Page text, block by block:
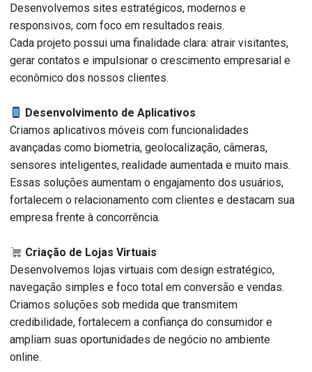
Desenvolvemos sites estratégicos, modernos e
responsivos, com foco em resultados reais.
Cada projeto possui uma finalidade clara: atrair visitantes,
gerar contatos e impulsionar o crescimento empresarial e
econômico dos nossos clientes.
Desenvolvimento de Aplicativos
Criamos aplicativos móveis com funcionalidades
avançadas como biometria, geolocalização, câmeras,
sensores inteligentes, realidade aumentada e muito mais.
Essas soluções aumentam o engajamento dos usuários,
fortalecem o relacionamento com clientes e destacam sua
empresa frente à concorrência.
Criação de Lojas Virtuais
Desenvolvemos lojas virtuais com design estratégico,
navegação simples e foco total em conversão e vendas.
Criamos soluções sob medida que transmitem
credibilidade, fortalecem a confiança do consumidor e
ampliam suas oportunidades de negócio no ambiente
online.